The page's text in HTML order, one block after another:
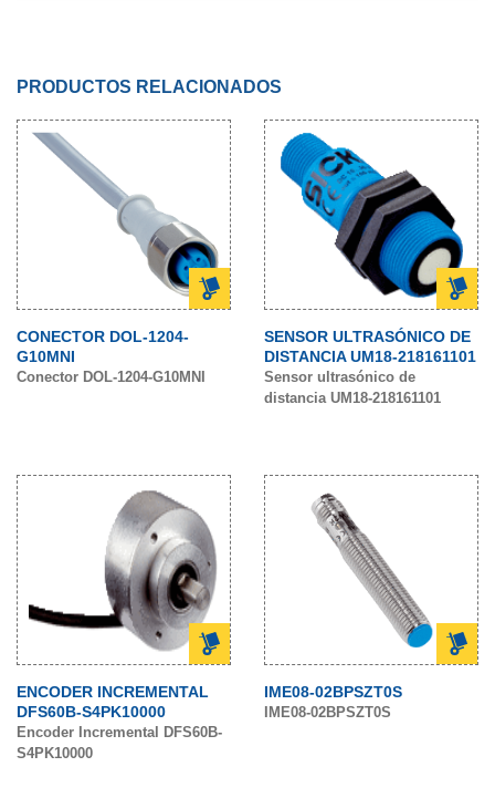
PRODUCTOS RELACIONADOS
CONECTOR DOL-1204-
G10MNI
Conector DOL-1204-G10MNI
SENSOR ULTRASÓNICO DE
DISTANCIA UM18-218161101
Sensor ultrasónico de
distancia UM18-218161101
ENCODER INCREMENTAL
DFS60B-S4PK10000
Encoder Incremental DFS60B-
S4PK10000
IME08-02BPSZT0S
IME08-02BPSZT0S